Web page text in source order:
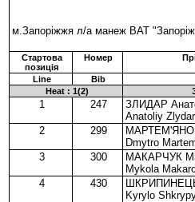
м.Запоріжжя л/а манеж ВАТ
Стартова
позиція
Номер
Line
Bib
Heat : 1(2)
1 247
ЗЛИДАР
Anatoliy Zlydar
2 299
Dmytro
3 300
МАКАРЧУК
Mykola
4 430
Kyrylo